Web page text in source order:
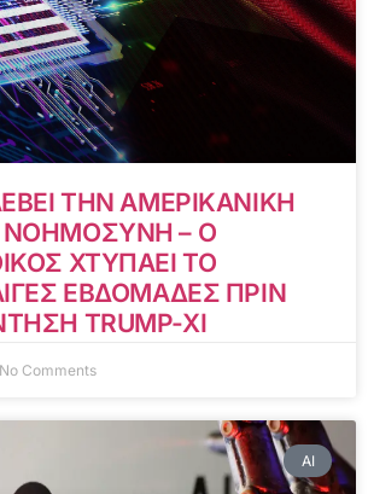
ΤΗΝ ΑΜΕΡΙΚΑΝΙΚΗ
– Ο
ΧΤΥΠΑΕΙ ΤΟ
ΕΒΔΟΜΑΔΕΣ ΠΡΙΝ
TRUMP-XI
No Comments
AI